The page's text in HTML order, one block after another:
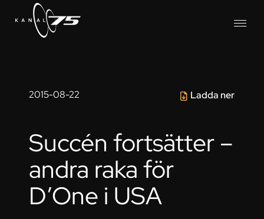
2015-08-22 Ladda ner
Succén fortsätter –
andra raka för
D’One i USA